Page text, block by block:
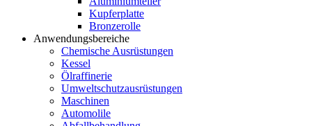
Kupferplatte
Bronzerolle
Anwendungsbereiche
Chemische Ausrüstungen
Kessel
Ölraffinerie
Umweltschutzausrüstungen
Maschinen
Automolile